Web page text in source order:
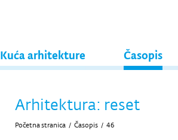
Kuća arhitekture Časopis
Arhitektura: reset
Početna stranica / Časopis / 46